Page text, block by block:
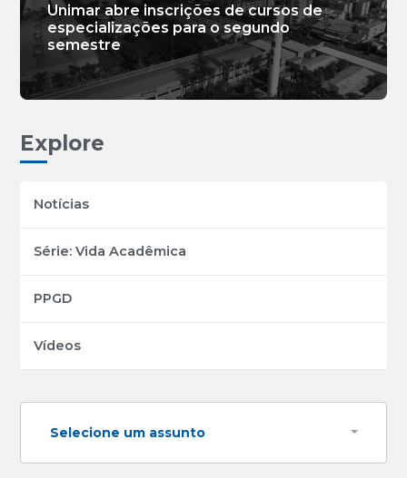
Unimar abre inscrições de cursos de
especializações para o segundo
semestre
Explore
Notícias
Série: Vida Acadêmica
PPGD
Vídeos
Selecione um assunto